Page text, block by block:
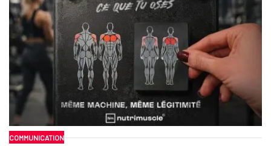
COMMUNICATION